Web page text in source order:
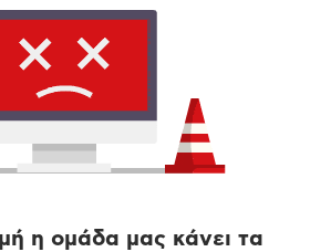
η ομάδα μας κάνει τα